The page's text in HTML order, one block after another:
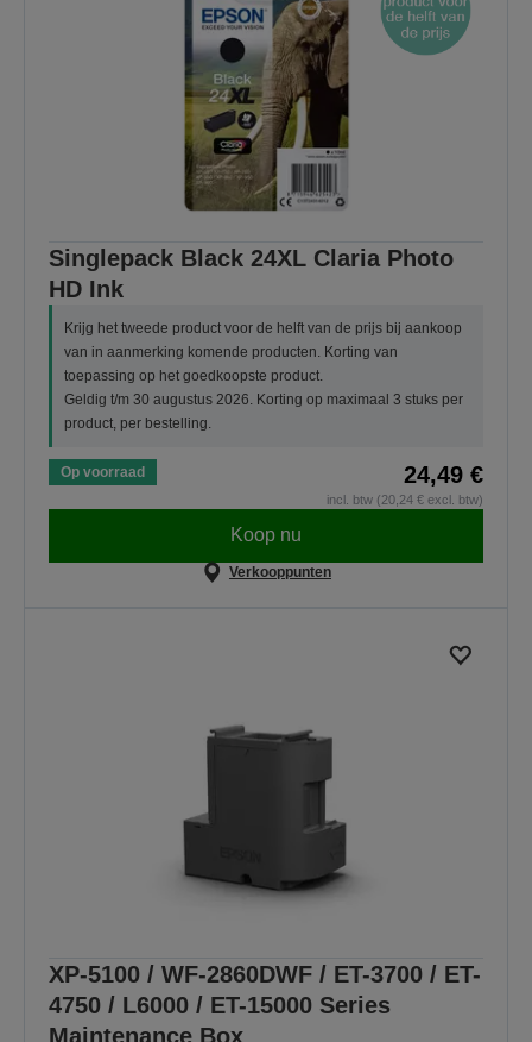
Singlepack Black 24XL Claria Photo
HD Ink
Krijg het tweede product voor de helft van de prijs bij aankoop
van in aanmerking komende producten. Korting van
toepassing op het goedkoopste product.
Geldig t/m 30 augustus 2026. Korting op maximaal 3 stuks per
product, per bestelling.
Op voorraad 24,49 €
incl. btw (20,24 € excl. btw)
Koop nu
Verkooppunten
XP-5100 / WF-2860DWF / ET-3700 / ET-
4750 / L6000 / ET-15000 Series
Maintenance Box